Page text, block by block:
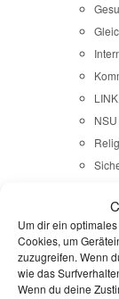
Um dir ein
Cookies, um
zuzugreifen. Wenn
wie das
Wenn du deine
NSU